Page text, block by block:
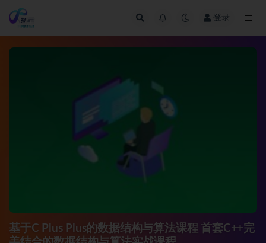
登录
基于C Plus Plus的数据结构与算法课程 首套C++完